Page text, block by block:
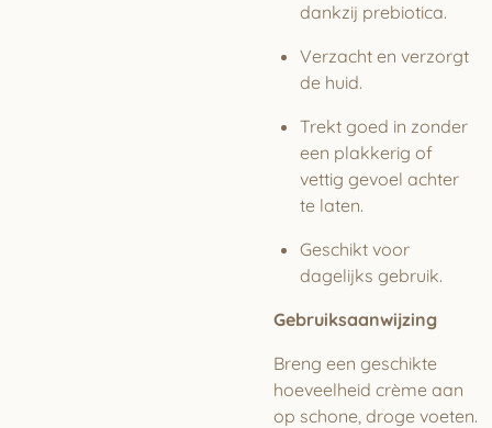
dankzij prebiotica.
Verzacht en verzorgt
de huid.
Trekt goed in zonder
een plakkerig of
vettig gevoel achter
te laten.
Geschikt voor
dagelijks gebruik.
Gebruiksaanwijzing
Breng een geschikte
hoeveelheid crème aan
op schone, droge voeten.